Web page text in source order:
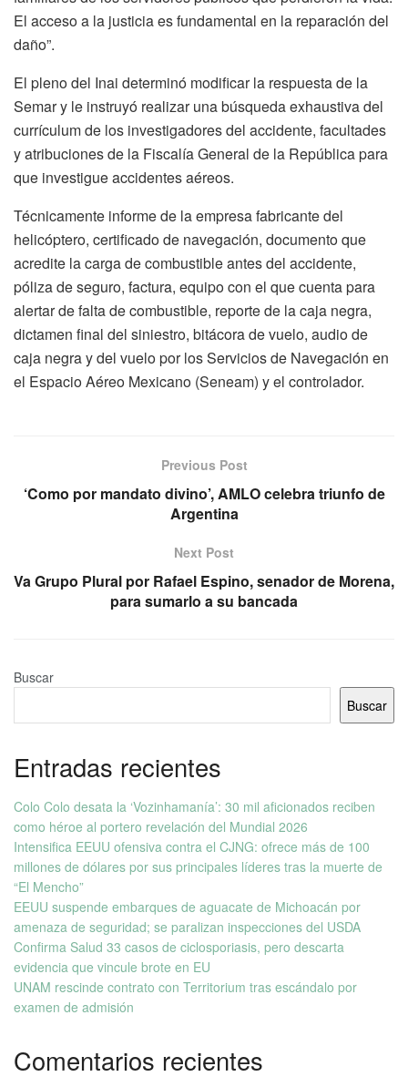
El acceso a la justicia es fundamental en la reparación del
daño”.
El pleno del Inai determinó modificar la respuesta de la
Semar y le instruyó realizar una búsqueda exhaustiva del
currículum de los investigadores del accidente, facultades
y atribuciones de la Fiscalía General de la República para
que investigue accidentes aéreos.
Técnicamente informe de la empresa fabricante del
helicóptero, certificado de navegación, documento que
acredite la carga de combustible antes del accidente,
póliza de seguro, factura, equipo con el que cuenta para
alertar de falta de combustible, reporte de la caja negra,
dictamen final del siniestro, bitácora de vuelo, audio de
caja negra y del vuelo por los Servicios de Navegación en
el Espacio Aéreo Mexicano (Seneam) y el controlador.
Previous Post
‘Como por mandato divino’, AMLO celebra triunfo de
Argentina
Next Post
Va Grupo Plural por Rafael Espino, senador de Morena,
para sumarlo a su bancada
Buscar
Buscar
Entradas recientes
Colo Colo desata la ‘Vozinhamanía’: 30 mil aficionados reciben
como héroe al portero revelación del Mundial 2026
Intensifica EEUU ofensiva contra el CJNG: ofrece más de 100
millones de dólares por sus principales líderes tras la muerte de
“El Mencho”
EEUU suspende embarques de aguacate de Michoacán por
amenaza de seguridad; se paralizan inspecciones del USDA
Confirma Salud 33 casos de ciclosporiasis, pero descarta
evidencia que vincule brote en EU
UNAM rescinde contrato con Territorium tras escándalo por
examen de admisión
Comentarios recientes